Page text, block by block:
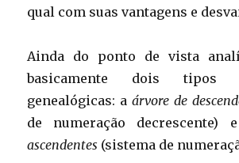
qual com suas vantagens e
Ainda do ponto de vista
basicamente dois tipos
genealógicas: aárvore de
de numeração decrescente)
ascendentes (sistema de